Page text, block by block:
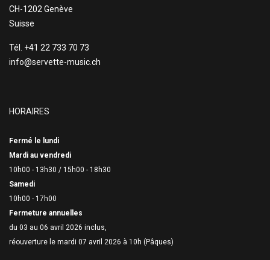
CH-1202 Genève
Suisse
Tél. +41 22 733 70 73
info@servette-music.ch
HORAIRES
Fermé le lundi
Mardi au vendredi
10h00 - 13h30 / 15h00 - 18h30
Samedi
10h00 - 17h00
Fermeture annuelles
du 03 au 06 avril 2026 inclus,
réouverture le mardi 07 avril 2026 à 10h (Pâques)